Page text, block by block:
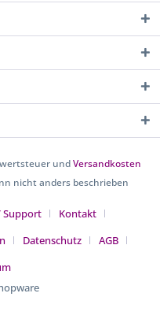
undVersandkosten
nicht anders beschrieben
Support
Kontakt
Datenschutz
AGB